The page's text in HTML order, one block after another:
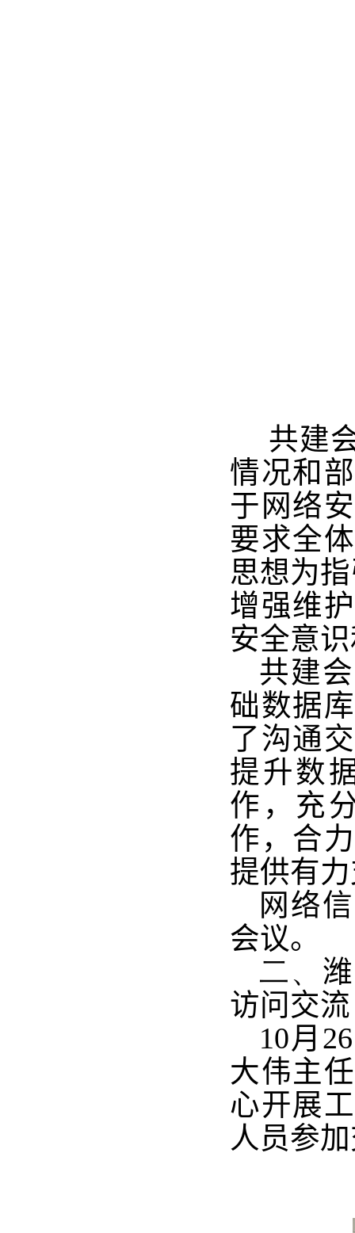
共建
情况和
于网络
要求全
思想为
增强维
安全意
共建
础数据
了沟通
提升数
作，充
作，合
提供有
网络
会议。
二、
访问交流
10月
大伟主
心开展
人员参